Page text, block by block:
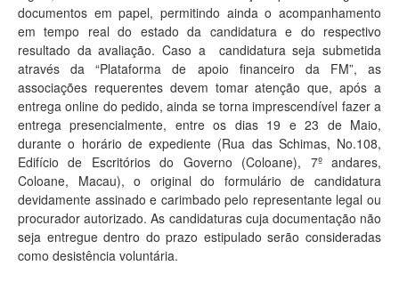
documentos em papel, permitindo ainda o acompanhamento
em tempo real do estado da candidatura e do respectivo
resultado da avaliação. Caso a candidatura seja submetida
através da “Plataforma de apoio financeiro da FM”, as
associações requerentes devem tomar atenção que, após a
entrega online do pedido, ainda se torna imprescendível fazer a
entrega presencialmente, entre os dias 19 e 23 de Maio,
durante o horário de expediente (Rua das Schimas, No.108,
Edifício de Escritórios do Governo (Coloane), 7º andares,
Coloane, Macau), o original do formulário de candidatura
devidamente assinado e carimbado pelo representante legal ou
procurador autorizado. As candidaturas cuja documentação não
seja entregue dentro do prazo estipulado serão consideradas
como desistência voluntária.